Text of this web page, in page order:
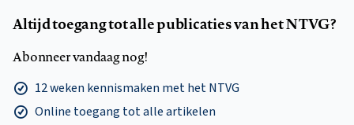
Altijd toegang tot alle publicaties van het NTVG?
Abonneer vandaag nog!
12 weken kennismaken met het NTVG
Online toegang tot alle artikelen